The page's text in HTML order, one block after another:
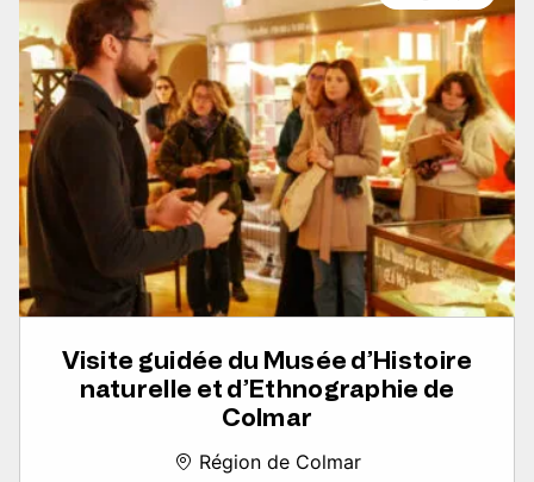
Visite guidée du Musée d’Histoire
naturelle et d’Ethnographie de
Colmar
Région de Colmar